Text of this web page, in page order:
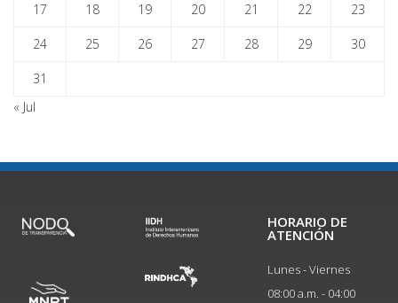
17 18 19 20 21 22 23
24 25 26 27 28 29 30
31
« Jul
HORARIO DE
ATENCIÓN
Lunes - Viernes
08:00 a.m. - 04:00